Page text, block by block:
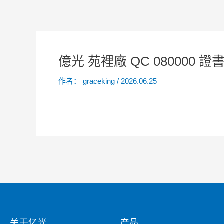
億光 苑裡廠 QC 080000 證
作者： graceking / 2026.06.25